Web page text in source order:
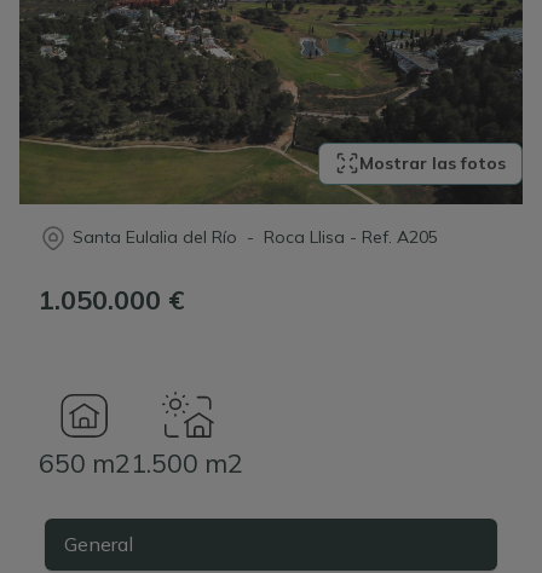
Mostrar las fotos
Santa Eulalia del Río - Roca Llisa - Ref. A205
1.050.000 €
650 m21.500 m2
General